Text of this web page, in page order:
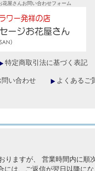
屋さん お問い合わせフォーム
特定商取引法に基づく表記
問い合わせ よくあるご
りますが、 営業時間内に順
には、ご返信が翌日以降に